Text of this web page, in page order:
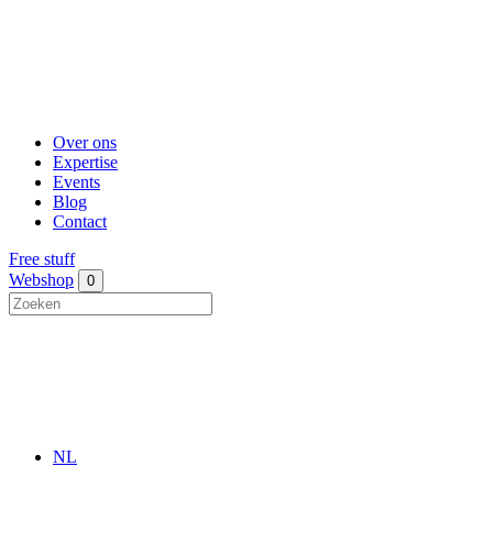
Over ons
Expertise
Events
Blog
Contact
Free stuff
Webshop
0
NL